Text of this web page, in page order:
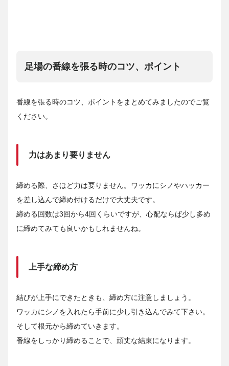
足場の番線を張る時のコツ、ポイント
番線を張る時のコツ、ポイントをまとめてみましたのでご覧
ください。
力はあまり要りません
締める際、さほど力は要りません。ワッカにシノやハッカー
を差し込んで締め付けるだけで大丈夫です。
締める回数は3回から4回くらいですが、心配ならば少し多め
に締めてみても良いかもしれませんね。
上手な締め方
結びが上手にできたときも、締め方に注意しましょう。
ワッカにシノを入れたら手前に少し引き込んでみて下さい。
そして根元から締めていきます。
番線をしっかり締めることで、頑丈な結束になります。